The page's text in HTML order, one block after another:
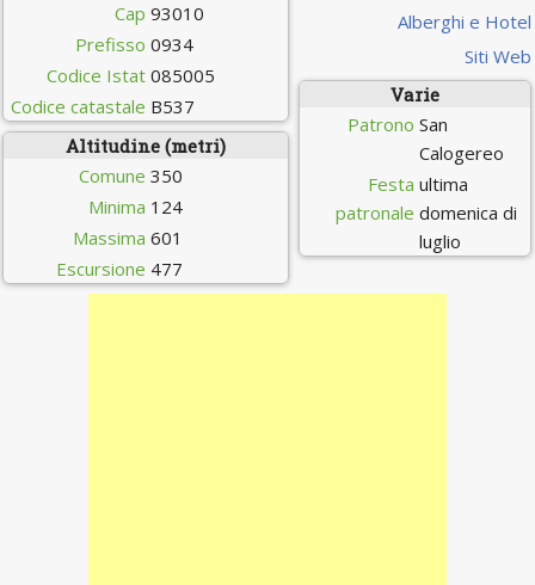
Cap 93010
Prefisso 0934
Codice Istat 085005
Codice catastale B537
Altitudine (metri)
Comune 350
Minima 124
Massima 601
Escursione 477
Alberghi e Hotel
Siti Web
Varie
Patrono San
Calogereo
Festa
patronale
ultima
domenica di
luglio